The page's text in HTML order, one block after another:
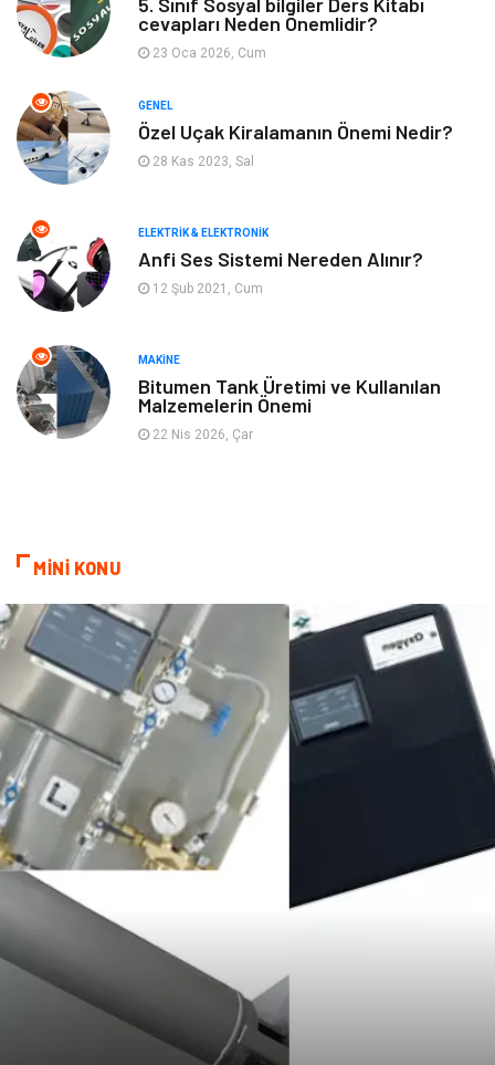
Tatil Yeme İçme
Bilgisayar & Yazılım Spor
İnternet
Finans ve Yönetim Gayrimenkul
Mobilya Aksesuar
Anne Çocuk
Tekstil Hediyelik Eşya
Bitkisel Ürünler
Spor Malzemeleri Bebek Giyim
cevapları Neden Önemlidir?
23 Oca 2026, Cum
GENEL
Özel Uçak Kiralamanın Önemi Nedir?
28 Kas 2023, Sal
ELEKTRIK & ELEKTRONIK
Anfi Ses Sistemi Nereden Alınır?
12 Şub 2021, Cum
MAKINE
Bitumen Tank Üretimi ve Kullanılan
Malzemelerin Önemi
22 Nis 2026, Çar
MİNİ KONU